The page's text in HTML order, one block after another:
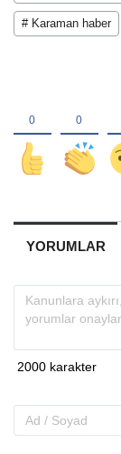
# Karaman haber
YORUMLAR